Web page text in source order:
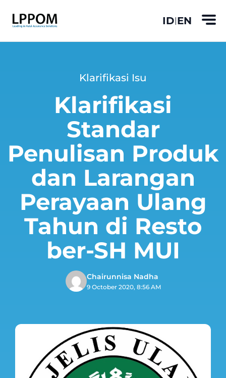
ID|EN
Klarifikasi Isu
Klarifikasi
Standar
Penulisan Produk
dan Larangan
Perayaan Ulang
Tahun di Resto
ber-SH MUI
Chairunnisa Nadha
9 October 2020, 8:56 AM